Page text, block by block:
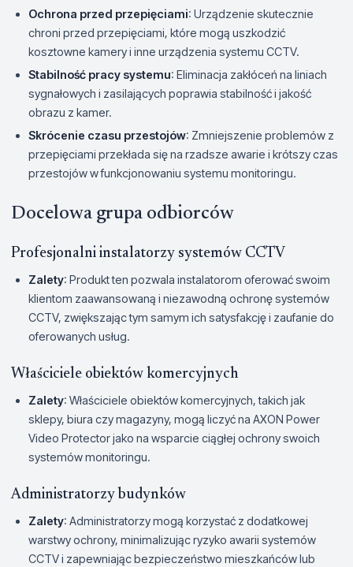
Ochrona przed przepięciami: Urządzenie skutecznie
chroni przed przepięciami, które mogą uszkodzić
kosztowne kamery i inne urządzenia systemu CCTV.
Stabilność pracy systemu: Eliminacja zakłóceń na liniach
sygnałowych i zasilających poprawia stabilność i jakość
obrazu z kamer.
Skrócenie czasu przestojów: Zmniejszenie problemów z
przepięciami przekłada się na rzadsze awarie i krótszy czas
przestojów w funkcjonowaniu systemu monitoringu.
Docelowa grupa odbiorców
Profesjonalni instalatorzy systemów CCTV
Zalety: Produkt ten pozwala instalatorom oferować swoim
klientom zaawansowaną i niezawodną ochronę systemów
CCTV, zwiększając tym samym ich satysfakcję i zaufanie do
oferowanych usług.
Właściciele obiektów komercyjnych
Zalety: Właściciele obiektów komercyjnych, takich jak
sklepy, biura czy magazyny, mogą liczyć na AXON Power
Video Protector jako na wsparcie ciągłej ochrony swoich
systemów monitoringu.
Administratorzy budynków
Zalety: Administratorzy mogą korzystać z dodatkowej
warstwy ochrony, minimalizując ryzyko awarii systemów
CCTV i zapewniając bezpieczeństwo mieszkańców lub